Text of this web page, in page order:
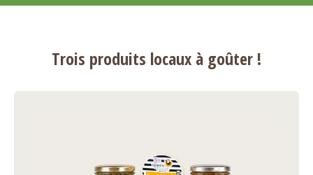
Trois produits locaux à goûter !